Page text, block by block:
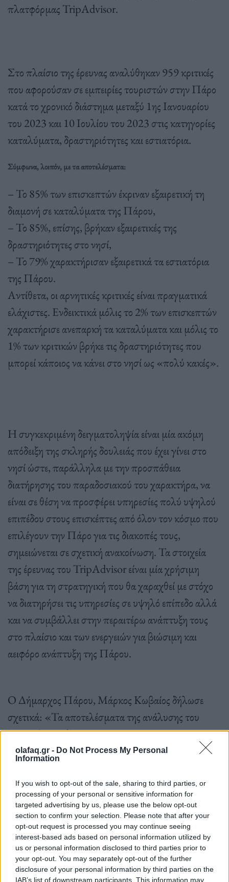
olafaq.gr - Do Not Process My Personal
Information
If you wish to opt-out of the sale, sharing to third parties, or
processing of your personal or sensitive information for
targeted advertising by us, please use the below opt-out
section to confirm your selection. Please note that after your
opt-out request is processed you may continue seeing
interest-based ads based on personal information utilized by
us or personal information disclosed to third parties prior to
your opt-out. You may separately opt-out of the further
disclosure of your personal information by third parties on the
IAB’s list of downstream participants. This information may
πλατφόρμας TripAdvisor.
Στο πλαίσιο της έρευνας αναλύθηκαν 959 κριτικές
που αφορούσαν σε εμπειρίες τουριστών στην Πάρο
κατά το χρονικό διάστημα μεταξύ 1ης Ιανουαρίου
του 2023 και 10 Ιουλίου του 2023 στις κατηγορίες
καταλύματα, δραστηριότητες και εστιατόρια.
Σύμφωνα, λοιπόν, με τα αποτελέσματα:
– Το 85% των επισκεπτών έκριναν εξαιρετική τη
διαμονή σε καταλύματα της Πάρου,
– Το 85%, επίσης, βρήκαν εξαιρετικές της
δραστηριότητες στο νησί,
– Το 79% χαρακτήρισαν εξαιρετικά τα εστιατόρια
της Πάρου.
Αντίθετα, οι αρνητικές κριτικές είναι πραγματικά
ελάχιστες. Ενδεικτικά μόλις το 2% των επισκεπτών
χαρακτήρισε ανεπαρκή τα καταλύματα και μόλις το
1% των κριτικών βρήκε τις δραστηριότητες που
μπορεί κάποιος να κάνει στο νησί ως «πολύ κακές».
Η συγκεκριμένη δειγματοληψία είναι μία ακόμη
απόδειξη της σκληρής δουλειάς που έχει γίνει στο
νησί ώστε, παράλληλα με την προσπάθεια
διατήρησης του παραδοσιακού του χαρακτήρα, να
είναι σε θέση να προσφέρει υπηρεσίες πολύ υψηλού
επιπέδου στους επισκέπτες από όλον τον κόσμο που
επιλέγουν την Πάρο για τις διακοπές τους,
σημειώνεται σε σχετική ανακοίνωση. Τα στοιχεία
της έρευνας του TripAdvisor είναι μία χρήσιμη
βάση για τη στρατηγική που θα χαραχθεί με στόχο
να διατηρήσει τις υπηρεσίες σε υψηλό επίπεδο αλλά
και να συμβάλλει στην περαιτέρω ανάπτυξη τους
στο πλαίσιο και των ενεργειών για βιώσιμη και
αειφόρο ανάπτυξη της Πάρου.
Ο Δήμαρχος Πάρου, Μάρκος Κωβαίος δήλωσε
σχετικά: «Τα αποτελέσματα της ανάλυσης του
TripAdvisor εξηγούν γιατί η Πάρος έχει
χαρακτηριστεί ποιοτικός προορισμός σε παγκόσμιο
κατατάσσεται στα νησιά που κρατούν τα σκήπτρα
του τουρισμού στη χώρα μας».
Ακολουθήστε το OLAFAQ
στο Google News